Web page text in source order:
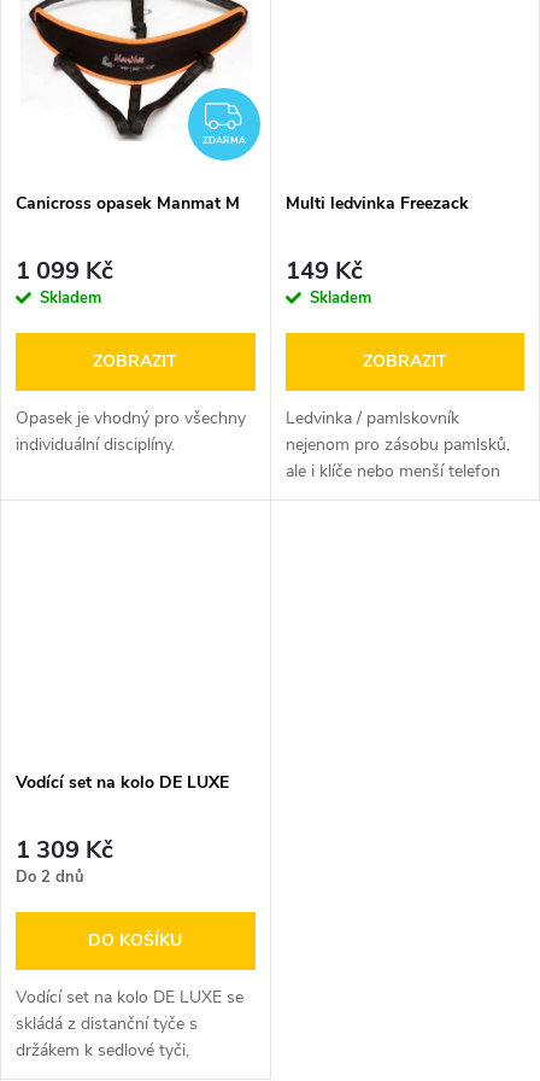
t
ZDARMA
ZDARMA
Canicross opasek Manmat M
1 099 Kč
Skladem
ZOBRAZIT
Opasek je vhodný pro všechny
individuální disciplíny.
Multi ledvinka Freezack
149 Kč
Skladem
ZOBRAZIT
Ledvinka / pamlskovník
nejenom pro zásobu pamlsků,
ale i klíče nebo menší telefon
Vodící set na kolo DE LUXE
1 309 Kč
Do 2 dnů
DO KOŠÍKU
Vodící set na kolo DE LUXE se
skládá z distanční tyče s
držákem k sedlové tyči,